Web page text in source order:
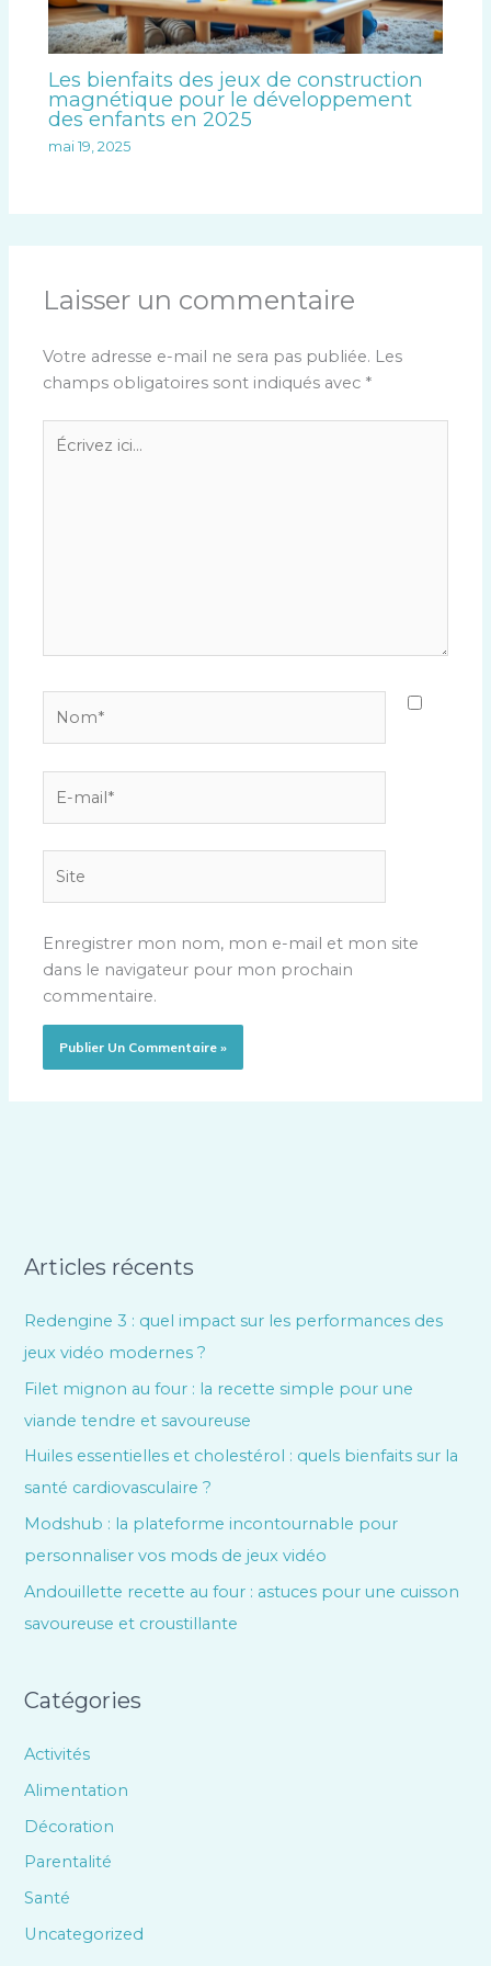
Les bienfaits des jeux de construction
magnétique pour le développement
des enfants en 2025
mai 19, 2025
Laisser un commentaire
Votre adresse e-mail ne sera pas publiée. Les
champs obligatoires sont indiqués avec *
Écrivez
mail*
Enregistrer mon nom, mon e-mail et mon site
dans le navigateur pour mon prochain
commentaire.
Articles récents
Redengine 3 : quel impact sur les performances des
jeux vidéo modernes ?
Filet mignon au four : la recette simple pour une
viande tendre et savoureuse
Huiles essentielles et cholestérol : quels bienfaits sur la
santé cardiovasculaire ?
Modshub : la plateforme incontournable pour
personnaliser vos mods de jeux vidéo
Andouillette recette au four : astuces pour une cuisson
savoureuse et croustillante
Catégories
Activités
Alimentation
Décoration
Parentalité
Santé
Uncategorized